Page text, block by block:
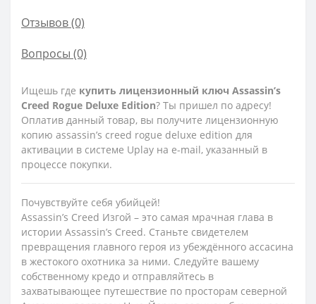
Отзывов (0)
Вопросы (0)
Ищешь где купить лицензионный ключ Assassin’s
Creed Rogue Deluxe Edition? Ты пришел по адресу!
Оплатив данный товар, вы получите лицензионную
копию assassin’s creed rogue deluxe edition для
активации в системе Uplay на e-mail, указанный в
процессе покупки.
Почувствуйте себя убийцей!
Assassin’s Creed Изгой – это самая мрачная глава в
истории Assassin’s Creed. Станьте свидетелем
превращения главного героя из убеждённого ассасина
в жестокого охотника за ними. Следуйте вашему
собственному кредо и отправляйтесь в
захватывающее путешествие по просторам северной